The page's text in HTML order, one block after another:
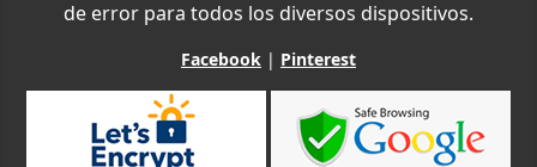
de error para todos los diversos dispositivos.
Facebook | Pinterest